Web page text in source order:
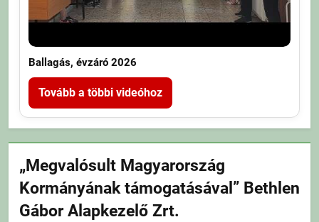
Ballagás, évzáró 2026
Tovább a többi videóhoz
„Megvalósult Magyarország
Kormányának támogatásával” Bethlen
Gábor Alapkezelő Zrt.